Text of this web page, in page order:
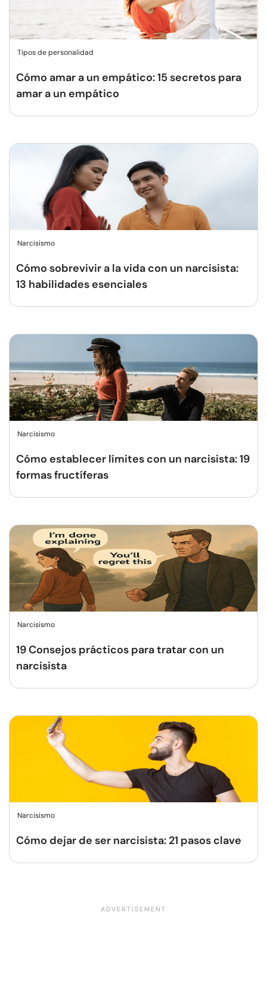
Tipos de personalidad
Cómo amar a un empático: 15 secretos para
amar a un empático
Narcisismo
Cómo sobrevivir a la vida con un narcisista:
13 habilidades esenciales
Narcisismo
Cómo establecer límites con un narcisista: 19
formas fructíferas
Narcisismo
19 Consejos prácticos para tratar con un
narcisista
Narcisismo
Cómo dejar de ser narcisista: 21 pasos clave